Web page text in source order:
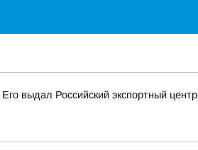
выдал Российский экспортный центр